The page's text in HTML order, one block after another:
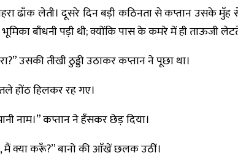
ढाँक लेती। दूसरे दिन बड़ी कठिनता से कप्तान उसके
बाँधनी पड़ी थी; क्योंकि पास के कमरे में ही ताऊजी
उसकी तीखी ठुड्डी उठाकर कप्तान ने पूछा था।
होंठ हिलकर रह गए।
नाम।” कप्तान ने हँसकर छेड़ दिया।
मैं क्या करूँ?” बानो की आँखें छलक उठीं।